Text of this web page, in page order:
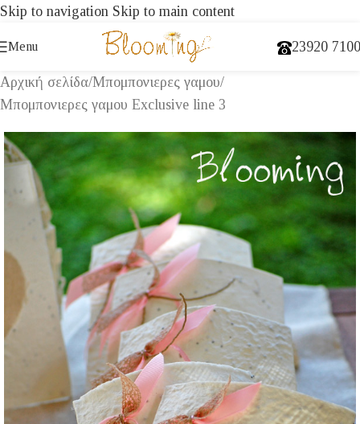
Skip to navigation Skip to main content
Menu 23920
Αρχική σελίδα/Μπομπονιερες γαμου/
Μπομπονιερες γαμου Exclusive line 3